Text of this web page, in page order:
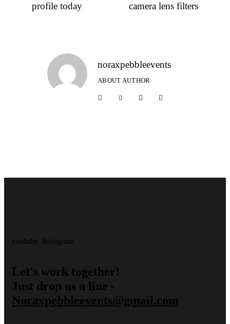
profile today
camera lens filters
noraxpebbleevents
ABOUT AUTHOR
youtube Instagram
Let's work together!
Just drop us a line -
Noraxpebbleevents@gmail.com